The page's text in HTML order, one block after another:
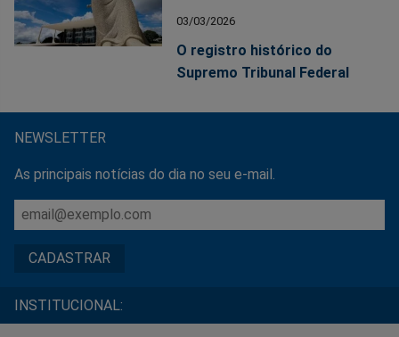
03/03/2026
O registro histórico do
Supremo Tribunal Federal
NEWSLETTER
As principais notícias do dia no seu e-mail.
INSTITUCIONAL: